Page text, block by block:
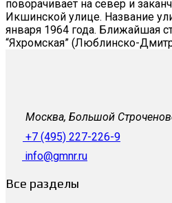
поворачивает на север и
Икшинской улице. Название
января 1964 года. Ближайшая
“Яхромская” (Люблинско-
Москва, Большой
+7 (495) 227-226-9
info@gmnr.ru
Все разделы